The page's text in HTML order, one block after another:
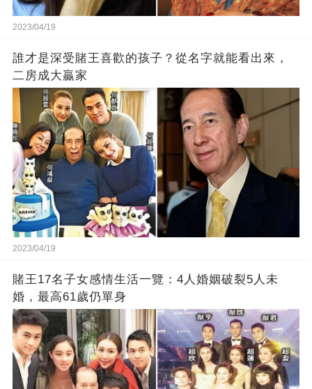
2023/04/19
誰才是深受賭王喜歡的孩子？從名字就能看出來，
二房成大贏家
2023/04/19
賭王17名子女感情生活一覽：4人婚姻破裂5人未
婚，最高61歲仍單身